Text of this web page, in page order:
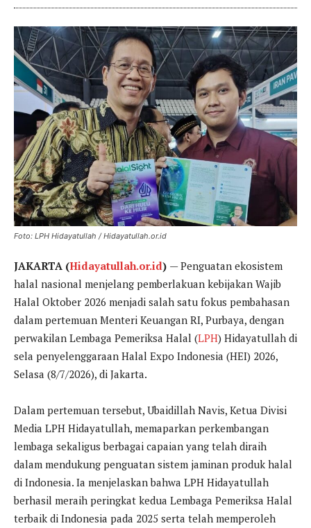
Foto: LPH Hidayatullah / Hidayatullah.or.id
JAKARTA (Hidayatullah.or.id) — Penguatan ekosistem
halal nasional menjelang pemberlakuan kebijakan Wajib
Halal Oktober 2026 menjadi salah satu fokus pembahasan
dalam pertemuan Menteri Keuangan RI, Purbaya, dengan
perwakilan Lembaga Pemeriksa Halal (LPH) Hidayatullah di
sela penyelenggaraan Halal Expo Indonesia (HEI) 2026,
Selasa (8/7/2026), di Jakarta.
Dalam pertemuan tersebut, Ubaidillah Navis, Ketua Divisi
Media LPH Hidayatullah, memaparkan perkembangan
lembaga sekaligus berbagai capaian yang telah diraih
dalam mendukung penguatan sistem jaminan produk halal
di Indonesia. Ia menjelaskan bahwa LPH Hidayatullah
berhasil meraih peringkat kedua Lembaga Pemeriksa Halal
terbaik di Indonesia pada 2025 serta telah memperoleh